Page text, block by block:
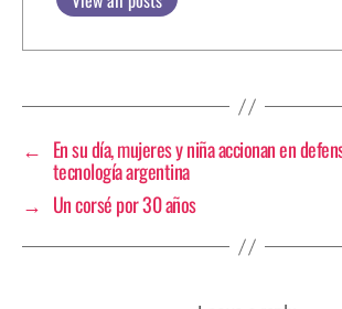
← En su día, mujeres y niña accionan en
tecnología argentina
→ Un corsé por 30 años